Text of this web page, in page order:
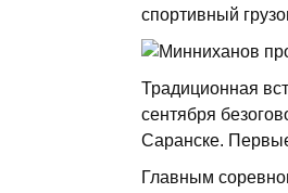
спортивный
Традиционная
сентября
Саранске.
Главным